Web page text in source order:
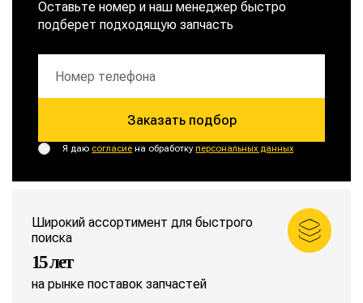
Оставьте номер и наш менеджер быстро
подберет подходящую запчасть
Заказать подбор
Я даю согласие на обработкуперсональных данных
Широкий ассортимент для быстрого
поиска
15 лет
на рынке поставок запчастей